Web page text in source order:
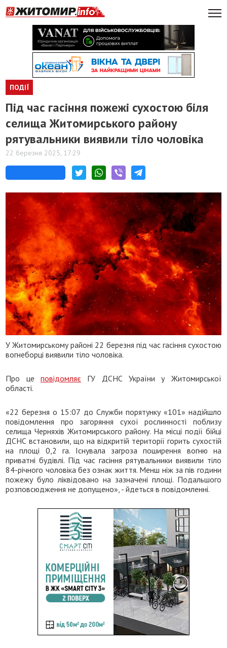
ПОДІЇ
Під час гасіння пожежі сухостою біля
селища Житомирського району
рятувальники виявили тіло чоловіка
22 березня 2025, 17:29
У Житомирському районі 22 березня під час гасіння сухостою
вогнеборці виявили тіло чоловіка.
Про це повідомляє ГУ ДСНС України у Житомирської
області.
«22 березня о 15:07 до Служби порятунку «101» надійшло
повідомлення про загоряння сухої рослинності поблизу
селища Черняхів Житомирського району. На місці події бійці
ДСНС встановили, що на відкритій території горить сухостій
на площі 0,2 га. Існувала загроза поширення вогню на
приватні будівлі. Під час гасіння рятувальники виявили тіло
84-річного чоловіка без ознак життя. Менш ніж за пів години
пожежу було ліквідовано на зазначені площі. Подальшого
розповсюдження не допущено», - йдеться в повідомленні.